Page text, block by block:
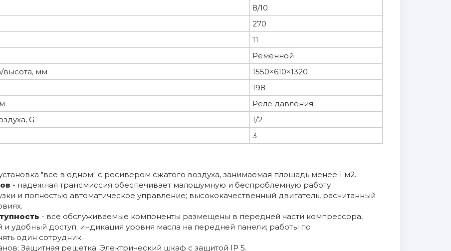
8/10
270
11
Ременной
высота, мм
1550×610×1320
198
Реле давления
G
1/2
3
"все в одном" с ресивером сжатого воздуха, занимаемая площадь менее 1 м2.
- надежная трансмиссия обеспечивает малошумную и беспроблемную работу
и полностью автоматическое управление; высококачественный двигатель, расчитанный
- все обслуживаемые компоненты размещены в передней части компрессора,
удобный доступ; индикация уровня масла на передней панели; работы по
один сотрудник.
Защитная решетка; Электрический шкаф с защитой IP 5.